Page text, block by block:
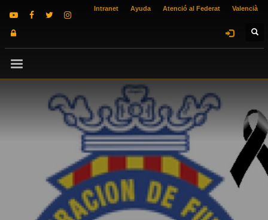
Intranet Ayuda Atenció al Federat Valencià